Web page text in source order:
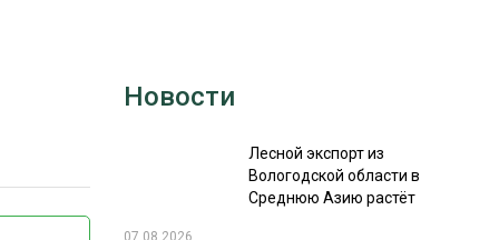
WOODEX-2021
СУШКА ДРЕВЕСИНЫ
Новости
Лесной экспорт из
Вологодской области в
Среднюю Азию растёт
07.08.2026